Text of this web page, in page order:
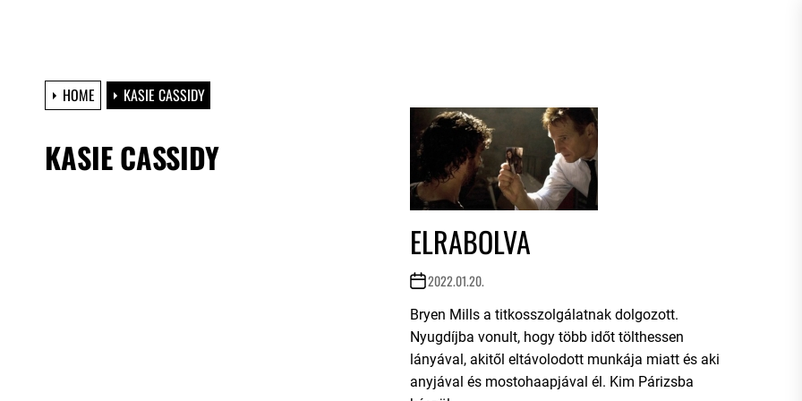
HOME KASIE CASSIDY
KASIE CASSIDY
ELRABOLVA
2022.01.20.
Bryen Mills a titkosszolgálatnak dolgozott.
Nyugdíjba vonult, hogy több időt tölthessen
lányával, akitől eltávolodott munkája miatt és aki
anyjával és mostohaapjával él. Kim Párizsba